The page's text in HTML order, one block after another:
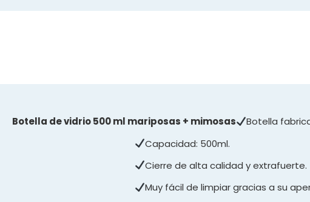
Botella de vidrio 500 ml mariposas + mimosas
Botella
Capacidad: 500ml.
Cierre de alta calidad y extrafuerte.
Muy fácil de limpiar gracias a su